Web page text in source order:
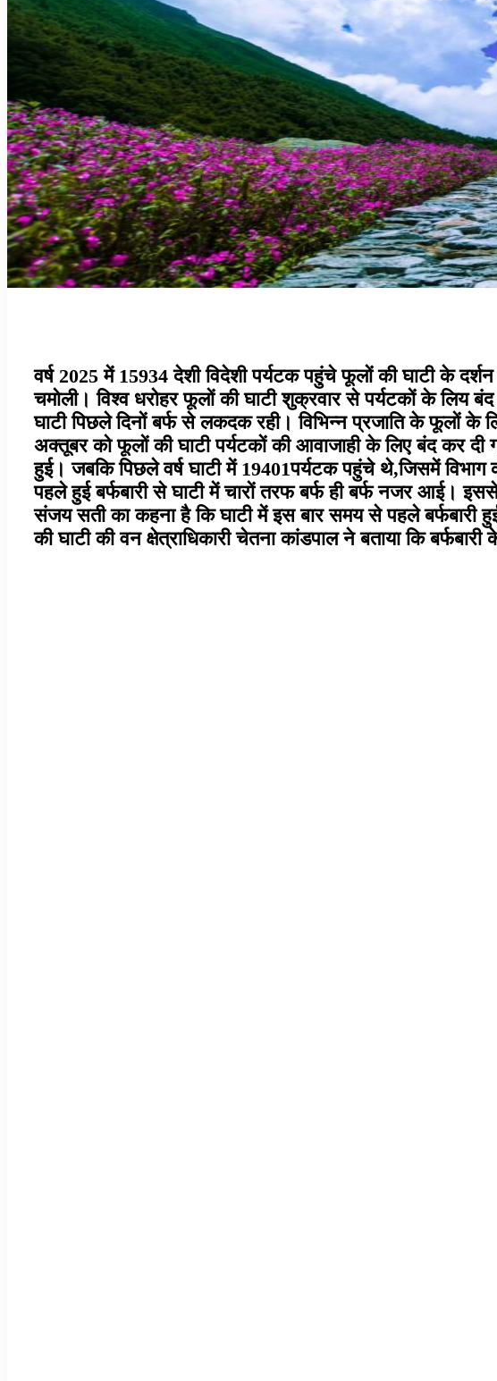
वर्ष 2025 में 15934 देशी विदेशी पर्यटक पहुंचे फूलों की घाटी के
चमोली। विश्व धरोहर फूलों की घाटी शुक्रवार से पर्यटकों के लिय
घाटी पिछले दिनों बर्फ से लकदक रही। विभिन्न प्रजाति के फूलों
अक्तूबर को फूलों की घाटी पर्यटकों की आवाजाही के लिए बंद कर
हुई। जबकि पिछले वर्ष घाटी में 19401पर्यटक पहुंचे थे,जिसमें
पहले हुई बर्फबारी से घाटी में चारों तरफ बर्फ ही बर्फ नजर आई।
संजय सती का कहना है कि घाटी में इस बार समय से पहले
की घाटी की वन क्षेत्राधिकारी चेतना कांडपाल ने बताया कि